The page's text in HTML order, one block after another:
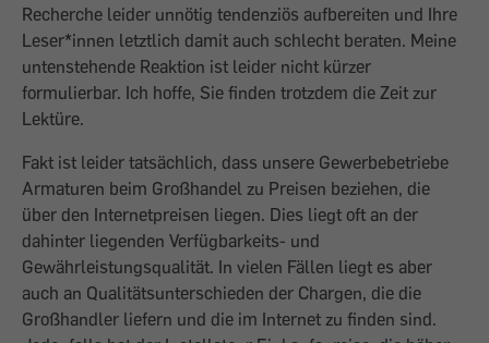
Recherche leider unnötig tendenziös aufbereiten und Ihre
Leser*innen letztlich damit auch schlecht beraten. Meine
untenstehende Reaktion ist leider nicht kürzer
formulierbar. Ich hoffe, Sie finden trotzdem die Zeit zur
Lektüre.
Fakt ist leider tatsächlich, dass unsere Gewerbebetriebe
Armaturen beim Großhandel zu Preisen beziehen, die
über den Internetpreisen liegen. Dies liegt oft an der
dahinter liegenden Verfügbarkeits- und
Gewährleistungsqualität. In vielen Fällen liegt es aber
auch an Qualitätsunterschieden der Chargen, die die
Großhandler liefern und die im Internet zu finden sind.